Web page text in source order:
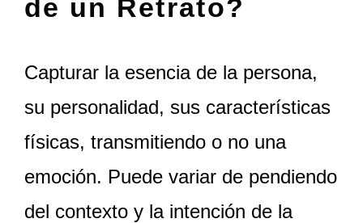
de un Retrato?
Capturar la esencia de la persona,
su personalidad, sus características
físicas, transmitiendo o no una
emoción. Puede variar de pendiendo
del contexto y la intención de la